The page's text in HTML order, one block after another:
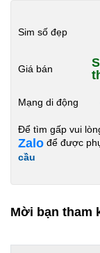
Sim số đẹp
Giá bán
Mạng di động
Để tìm gấp vui
Zalo để được
cầu
Mời bạn tham